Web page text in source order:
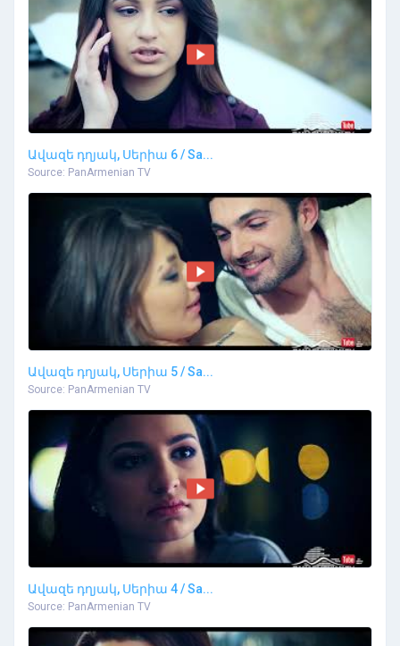
Ավազե դղյակ, Սերիա 6 / Sa...
Source: PanArmenian TV
Ավազե դղյակ, Սերիա 5 / Sa...
Source: PanArmenian TV
Ավազե դղյակ, Սերիա 4 / Sa...
Source: PanArmenian TV